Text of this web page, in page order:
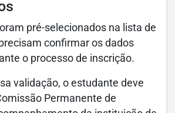
pré-selecionados na lista de
confirmar os dados
o processo de inscrição.
validação, o estudante deve
Permanente de